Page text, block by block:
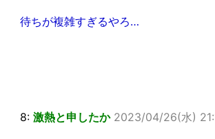
待ちが複雑すぎるやろ…
8: 激熱と申したか 2023/04/26(水)